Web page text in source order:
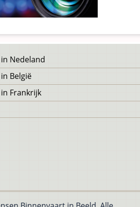
Nedeland
België
Frankrijk